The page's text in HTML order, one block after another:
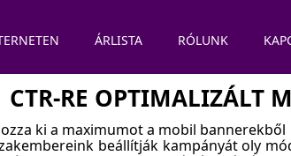
ÁRLISTA RÓLUNK
CTR-RE OPTIMALIZÁLT
ki a maximumot a mobil bannerekből
beállítják kampányát oly